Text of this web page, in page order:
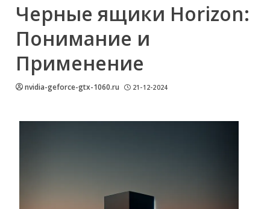
Черные ящики Horizon:
Понимание и
Применение
nvidia-geforce-gtx-1060.ru 21-12-2024